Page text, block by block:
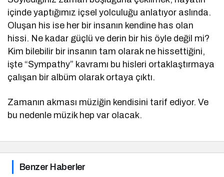
içinde yaptığımız içsel yolculuğu anlatıyor aslında.
Oluşan his ise her bir insanın kendine has olan
hissi. Ne kadar güçlü ve derin bir his öyle değil mi?
Kim bilebilir bir insanın tam olarak ne hissettiğini,
işte “Sympathy” kavramı bu hisleri ortaklaştırmaya
çalışan bir albüm olarak ortaya çıktı.
Zamanın akması müziğin kendisini tarif ediyor. Ve
bu nedenle müzik hep var olacak.
Benzer Haberler